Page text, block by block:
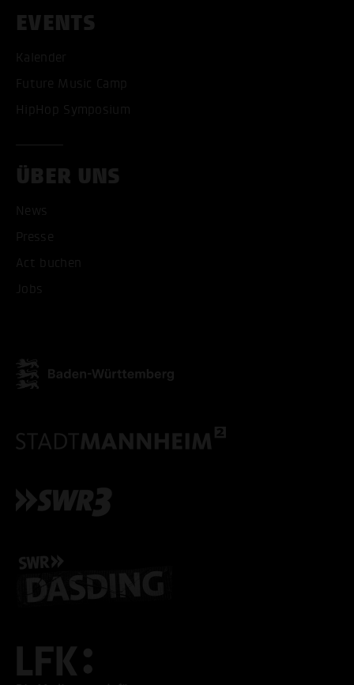
EVENTS
Kalender
Future Music Camp
HipHop Symposium
ÜBER UNS
News
Presse
Act buchen
Jobs